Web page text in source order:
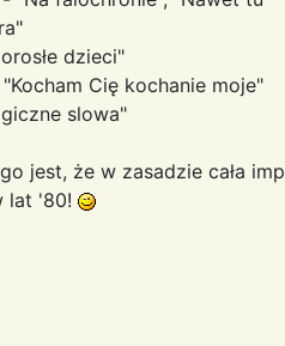
dzieci"
Cię kochanie moje"
slowa"
jest, że w zasadzie cała
lat '80!